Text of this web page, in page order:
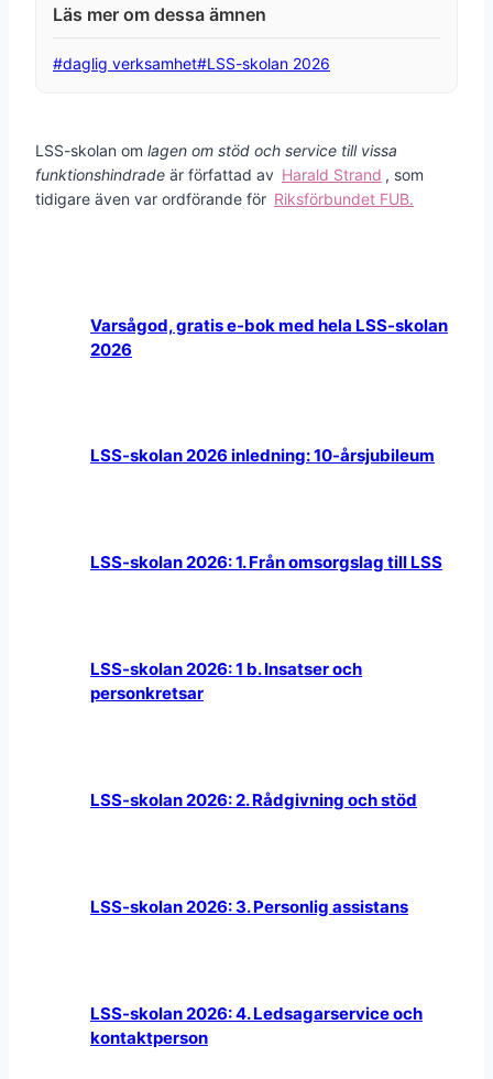
Post
#daglig verksamhet#LSS-skolan 2026
LSS-skolan om lagen om stöd och service till vissa
funktionshindrade är författad av Harald Strand , som
tidigare även var ordförande för Riksförbundet FUB.
Varsågod, gratis e-bok med hela LSS-skolan
2026
LSS-skolan 2026 inledning: 10-årsjubileum
LSS-skolan 2026: 1. Från omsorgslag till LSS
LSS-skolan 2026: 1 b. Insatser och
personkretsar
LSS-skolan 2026: 2. Rådgivning och stöd
LSS-skolan 2026: 3. Personlig assistans
LSS-skolan 2026: 4. Ledsagarservice och
kontaktperson